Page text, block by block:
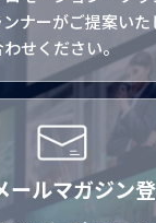
ナーがご提案い
せください。
ールマガジン